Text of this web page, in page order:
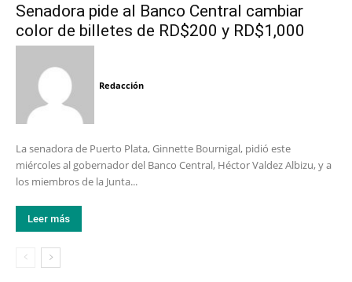
Senadora pide al Banco Central cambiar
color de billetes de RD$200 y RD$1,000
Redacción
La senadora de Puerto Plata, Ginnette Bournigal, pidió este
miércoles al gobernador del Banco Central, Héctor Valdez Albizu, y a
los miembros de la Junta...
Leer más